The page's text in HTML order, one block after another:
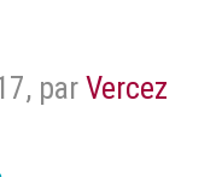
, par Vercez